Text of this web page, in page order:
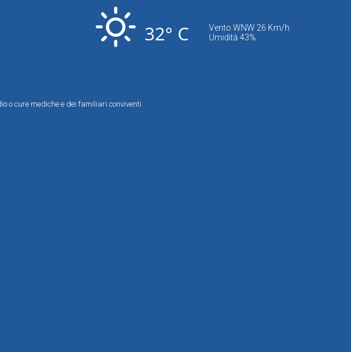
32° C
Vento WNW 26 Km/h
Umidità 43%
o cure mediche e dei familiari conviventi